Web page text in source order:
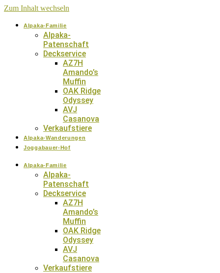
Zum Inhalt wechseln
Alpaka-Familie
Alpaka-
Patenschaft
Deckservice
AZ7H
Amando’s
Muffin
OAK Ridge
Odyssey
AVJ
Casanova
Verkaufstiere
Alpaka-Wanderungen
Joggabauer-Hof
Alpaka-Familie
Alpaka-
Patenschaft
Deckservice
AZ7H
Amando’s
Muffin
OAK Ridge
Odyssey
AVJ
Casanova
Verkaufstiere